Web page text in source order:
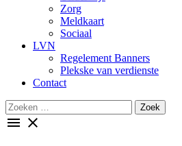
Zorg
Meldkaart
Sociaal
LVN
Regelement Banners
Plekske van verdienste
Contact
Search
for:
menu close